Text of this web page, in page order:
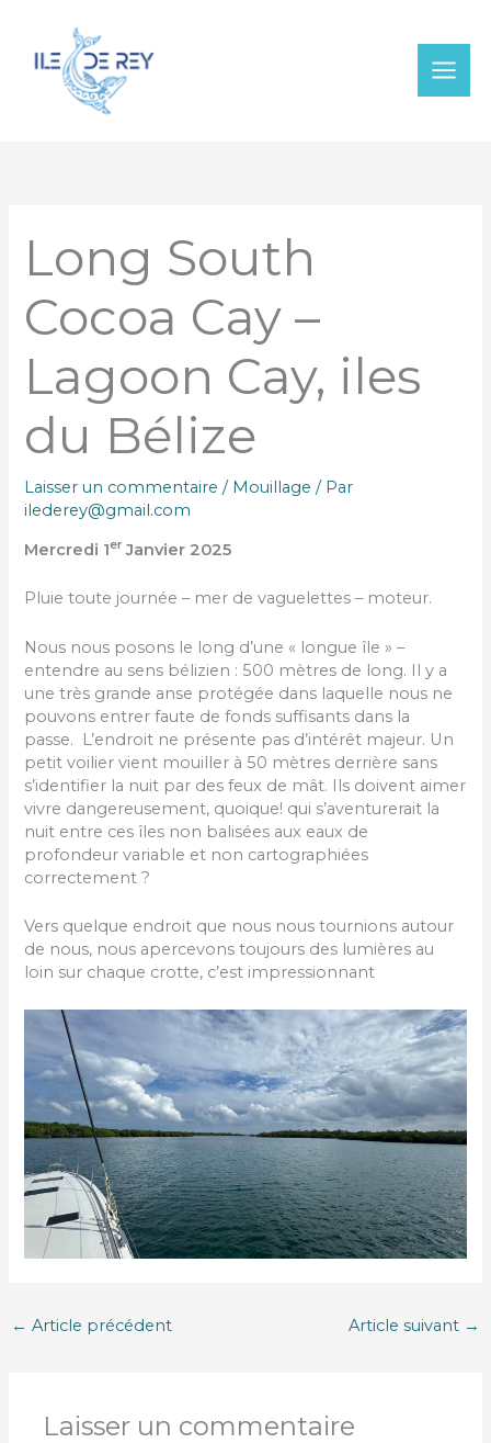
contenu
Long South
Cocoa Cay –
Lagoon Cay, iles
du Bélize
Laisser un commentaire / Mouillage / Par
ilederey@gmail.com
Mercredi 1er Janvier 2025
Pluie toute journée – mer de vaguelettes – moteur.
Nous nous posons le long d’une « longue île » –
entendre au sens bélizien : 500 mètres de long. Il y a
une très grande anse protégée dans laquelle nous ne
pouvons entrer faute de fonds suffisants dans la
passe. L’endroit ne présente pas d’intérêt majeur. Un
petit voilier vient mouiller à 50 mètres derrière sans
s’identifier la nuit par des feux de mât. Ils doivent aimer
vivre dangereusement, quoique! qui s’aventurerait la
nuit entre ces îles non balisées aux eaux de
profondeur variable et non cartographiées
correctement ?
Vers quelque endroit que nous nous tournions autour
de nous, nous apercevons toujours des lumières au
loin sur chaque crotte, c’est impressionnant
← Article précédent Article suivant →
Laisser un commentaire